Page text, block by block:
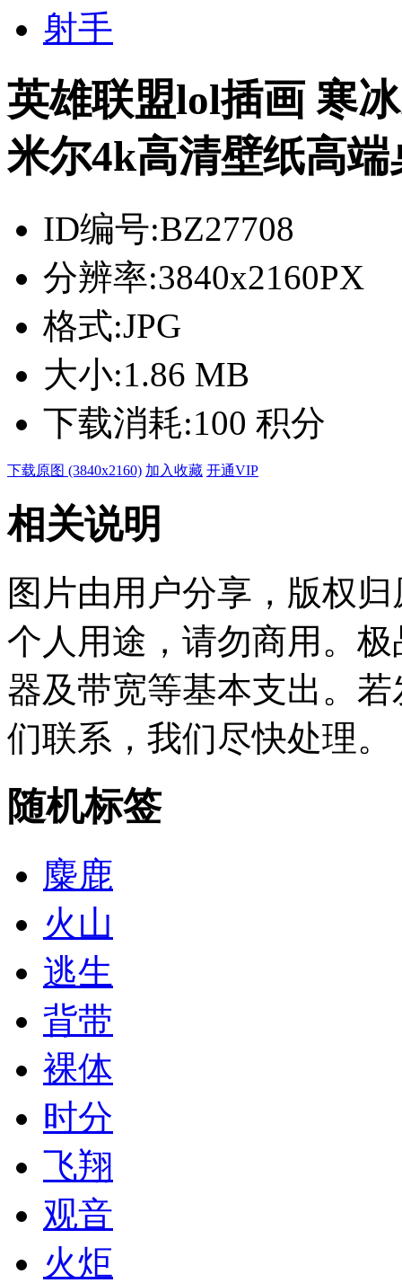
射手
英雄联盟lol插画 寒
米尔4k高清壁纸高端
ID编号:BZ27708
分辨率:3840x2160PX
格式:JPG
大小:1.86 MB
下载消耗:100 积分
下载原图 (3840x2160) 加入收藏 开通VIP
相关说明
图片由用户分享，版权
个人用途，请勿商用。
器及带宽等基本支出。
们联系，我们尽快处理。
随机标签
麋鹿
火山
逃生
背带
裸体
时分
飞翔
观音
火炬